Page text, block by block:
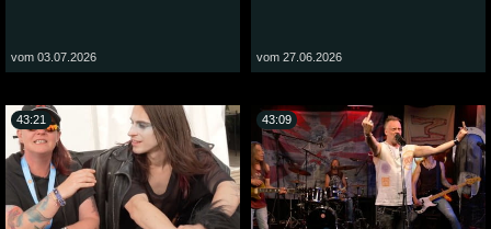
vom 03.07.2026 vom 27.06.2026
43:21 43:09